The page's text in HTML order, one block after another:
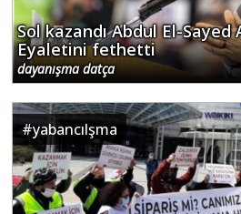
Gizle Tamam
Sol kazandı Abdul El-Sayed
Eyaletini fethetti
dayanışma datça
#yabancılşma